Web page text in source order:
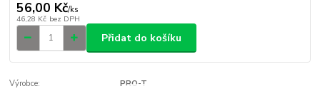
56,00 Kč/ks
46,28 Kč bez DPH
Přidat do košíku
Výrobce: PRO-T